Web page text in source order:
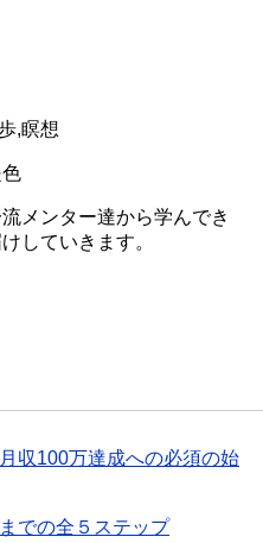
,瞑想
メンター達から学んでき
していきます。
収100万達成への必須の始
での全５ステップ